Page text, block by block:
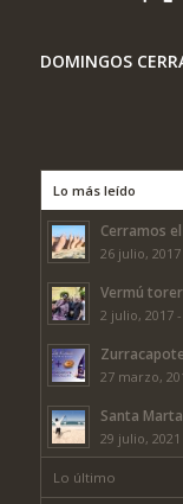
DOMINGOS
Lo más leído
Cerramos
26 julio,
Vermú
2 julio, 2017
27 marzo,
Santa
29 julio,
Lo último